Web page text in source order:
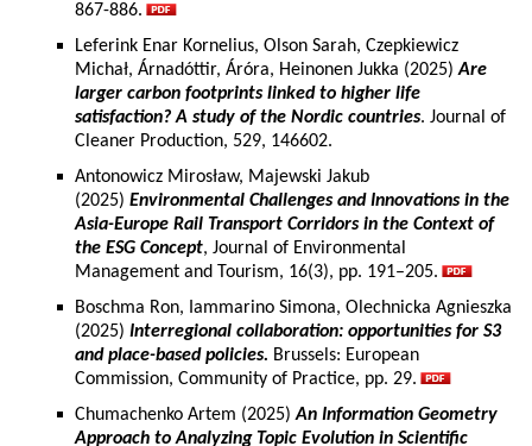
867-886.
Leferink Enar Kornelius, Olson Sarah, Czepkiewicz
Michał, Árnadóttir, Áróra, Heinonen Jukka (2025)Are
larger carbon footprints linked to higher life
satisfaction? A study of the Nordic countries. Journal of
Cleaner Production, 529, 146602.
Antonowicz Mirosław, Majewski Jakub
(2025) Environmental Challenges and Innovations in the
Asia-Europe Rail Transport Corridors in the Context of
the ESG Concept, Journal of Environmental
Management and Tourism, 16(3), pp. 191–205.
Boschma Ron, Iammarino Simona, Olechnicka Agnieszka
(2025) Interregional collaboration: opportunities for S3
and place-based policies. Brussels: European
Commission, Community of Practice, pp. 29.
Chumachenko Artem (2025)An Information Geometry
Approach to Analyzing Topic Evolution in Scientific